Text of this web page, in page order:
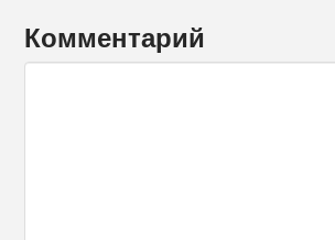
Комментарий